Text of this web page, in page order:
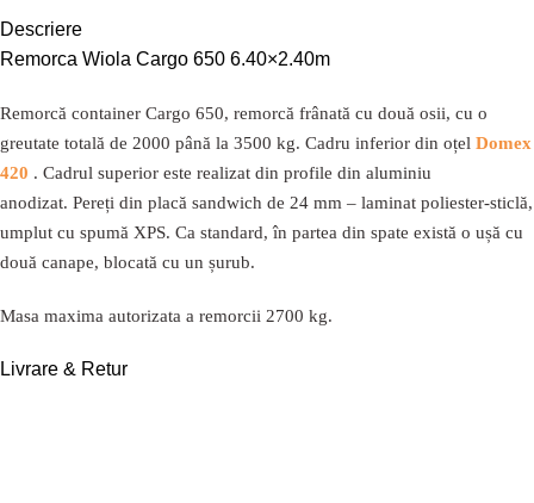
Descriere
Remorca Wiola Cargo 650 6.40×2.40m
Remorcă container Cargo 650, remorcă frânată cu două osii, cu o
greutate totală de 2000 până la 3500 kg. Cadru inferior din oțel Domex
420 . Cadrul superior este realizat din profile din aluminiu
anodizat. Pereți din placă sandwich de 24 mm – laminat poliester-sticlă,
umplut cu spumă XPS. Ca standard, în partea din spate există o ușă cu
două canape, blocată cu un șurub.
Masa maxima autorizata a remorcii 2700 kg.
Livrare & Retur